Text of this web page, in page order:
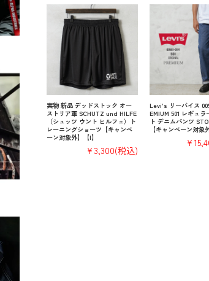
実物 新品 デッドストック オー
ストリア軍 SCHUTZ und HILFE
（シュッツ ウント ヒルフェ）ト
レーニングショーツ【キャンペ
ーン対象外】【I】
¥3,300(税込)
Levi’s リーバイス
EMIUM 501 レギュラ
ト デニムパンツ
【キャンペーン対象